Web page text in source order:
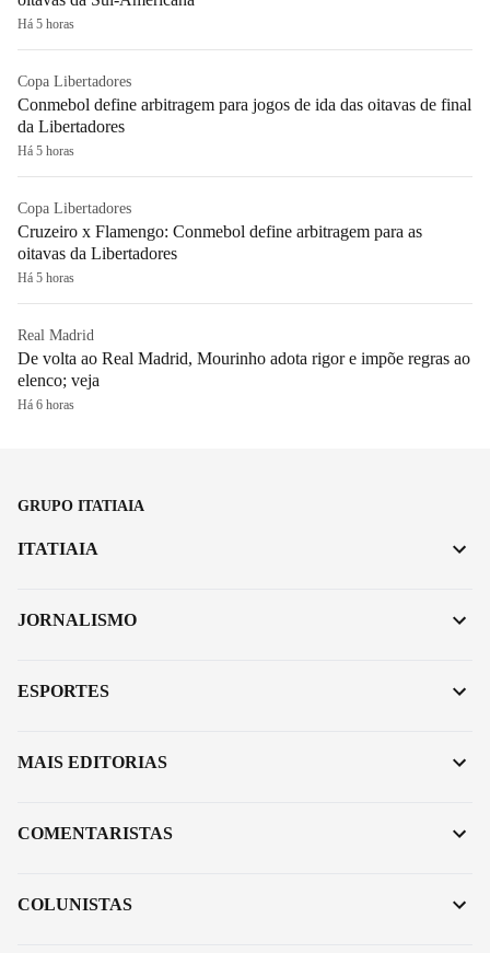
Há 5 horas
Copa Libertadores
Conmebol define arbitragem para jogos de ida das oitavas de final
da Libertadores
Há 5 horas
Copa Libertadores
Cruzeiro x Flamengo: Conmebol define arbitragem para as
oitavas da Libertadores
Há 5 horas
Real Madrid
De volta ao Real Madrid, Mourinho adota rigor e impõe regras ao
elenco; veja
Há 6 horas
GRUPO ITATIAIA
ITATIAIA
JORNALISMO
ESPORTES
MAIS EDITORIAS
COMENTARISTAS
COLUNISTAS